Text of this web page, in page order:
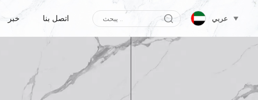
خبر اتصل بنا عربي